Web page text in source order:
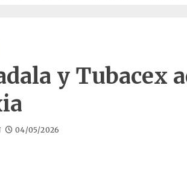
y Tubacex
04/05/2026